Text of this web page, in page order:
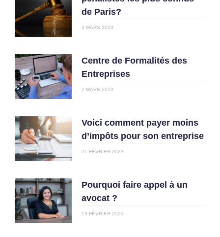
de Paris?
3 MARS 2023
Centre de Formalités des
Entreprises
2 MARS 2023
Voici comment payer moins
d’impôts pour son entreprise
21 FÉVRIER 2023
Pourquoi faire appel à un
avocat ?
13 FÉVRIER 2023